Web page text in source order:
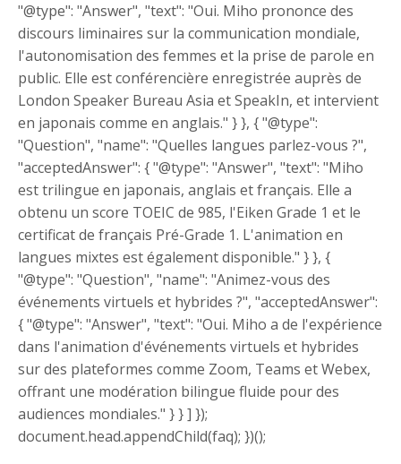
"@type": "Answer", "text": "Oui. Miho prononce des
discours liminaires sur la communication mondiale,
l'autonomisation des femmes et la prise de parole en
public. Elle est conférencière enregistrée auprès de
London Speaker Bureau Asia et SpeakIn, et intervient
en japonais comme en anglais." } }, { "@type":
"Question", "name": "Quelles langues parlez-vous ?",
"acceptedAnswer": { "@type": "Answer", "text": "Miho
est trilingue en japonais, anglais et français. Elle a
obtenu un score TOEIC de 985, l'Eiken Grade 1 et le
certificat de français Pré-Grade 1. L'animation en
langues mixtes est également disponible." } }, {
"@type": "Question", "name": "Animez-vous des
événements virtuels et hybrides ?", "acceptedAnswer":
{ "@type": "Answer", "text": "Oui. Miho a de l'expérience
dans l'animation d'événements virtuels et hybrides
sur des plateformes comme Zoom, Teams et Webex,
offrant une modération bilingue fluide pour des
audiences mondiales." } } ] });
document.head.appendChild(faq); })();